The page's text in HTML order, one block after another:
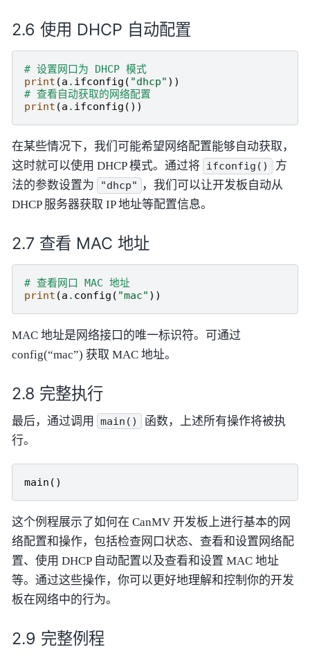
使用 DHCP 自动配置
# 设置网口为 DHCP 模式
print (a . ifconfig ( "dhcp" ))
# 查看自动获取的网络配置
print (a . ifconfig ())
在某些情况下，我们可能希望网络配置能够自动获取，
这时就可以使用 DHCP 模式。通过将 ifconfig()
方
法的参数设置为
"dhcp"
，我们可以让开发板自动从
DHCP 服务器获取 IP 地址等配置信息。
查看 MAC 地址
# 查看网口 MAC 地址
print (a . config ( "mac" ))
MAC 地址是网络接口的唯一标识符。可通过
config(“mac”) 获取 MAC 地址。
完整执行
最后，通过调用 main()
函数，上述所有操作将被执
行。
main ()
这个例程展示了如何在 CanMV 开发板上进行基本的网
络配置和操作，包括检查网口状态、查看和设置网络配
置、使用 DHCP 自动配置以及查看和设置 MAC 地址
等。通过这些操作，你可以更好地理解和控制你的开发
板在网络中的行为。
完整例程